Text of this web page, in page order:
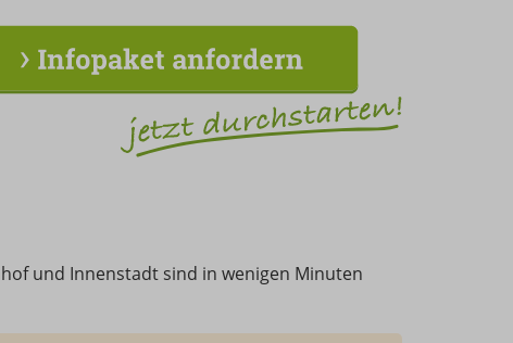
und Innenstadt sind in wenigen Minuten